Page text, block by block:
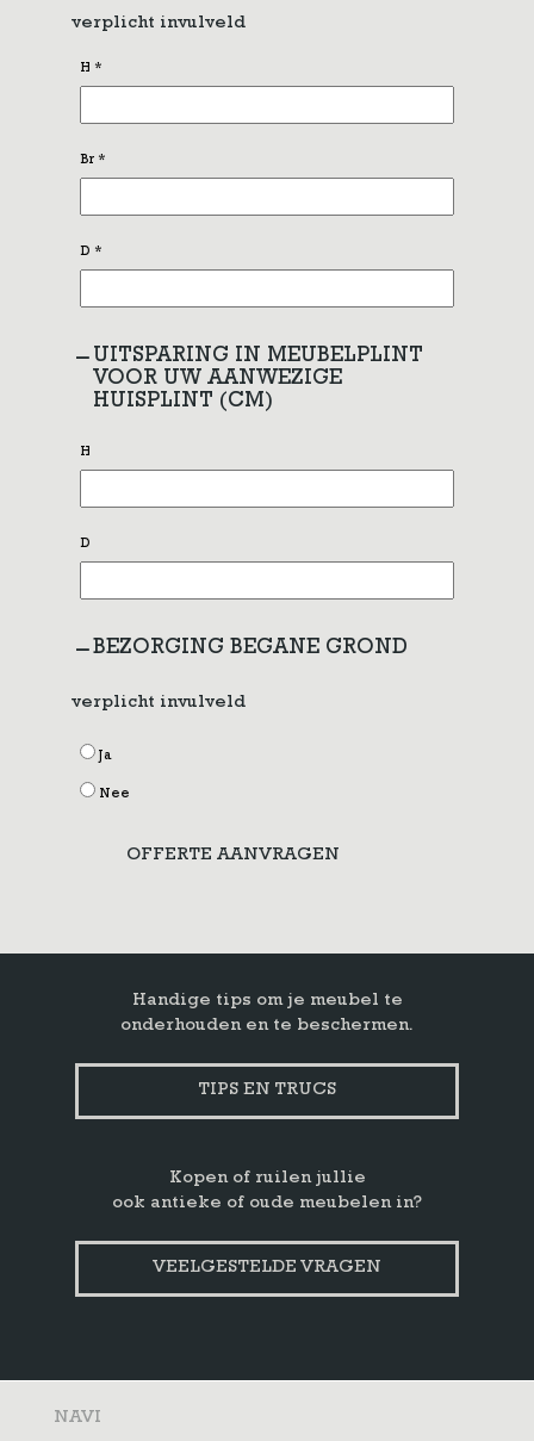
verplicht invulveld
H *
Br *
D *
UITSPARING IN MEUBELPLINT
VOOR UW AANWEZIGE
HUISPLINT (CM)
H
D
BEZORGING BEGANE GROND
verplicht invulveld
Ja
Nee
OFFERTE AANVRAGEN
Handige tips om je meubel te
onderhouden en te beschermen.
TIPS EN TRUCS
Kopen of ruilen jullie
ook antieke of oude meubelen in?
VEELGESTELDE VRAGEN
NAVI